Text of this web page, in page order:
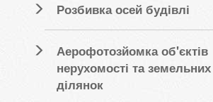
Розбивка осей будівлі
Аерофотозйомка об'єктів
нерухомості та земельних
ділянок